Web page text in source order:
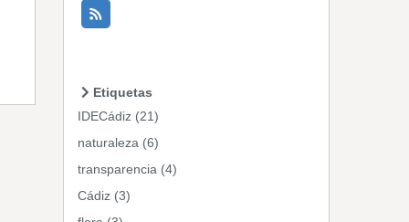
Etiquetas
IDECádiz (21)
naturaleza (6)
transparencia (4)
Cádiz (3)